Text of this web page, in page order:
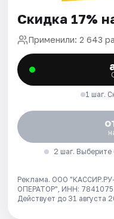
Скидка 17%
Применили: 2 643
1 шаг.
2 шаг.
Реклама. ООО
ОПЕРАТОР", ИНН:
Действует до 31 августа